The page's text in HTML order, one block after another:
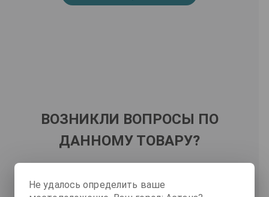
ВОЗНИКЛИ ВОПРОСЫ ПО
ДАННОМУ ТОВАРУ?
Также вы можете посмотреть FAQ.
Не удалось определить ваше